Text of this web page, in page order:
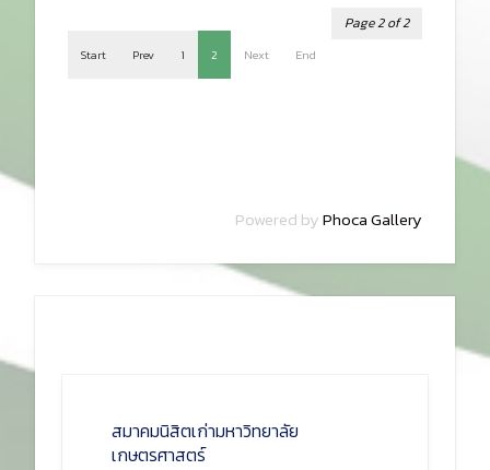
Page 2 of 2
Start Prev 1 2 Next End
Powered byPhoca Gallery
สมาคมนิสิตเก่ามหาวิทยาลัย
เกษตรศาสตร์